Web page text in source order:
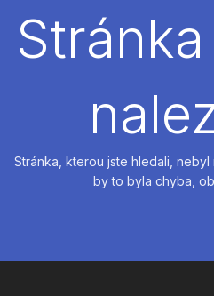
CS
Stránka, kterou jste hledali,
by to byla chyba,